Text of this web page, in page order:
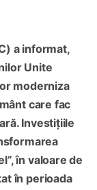
a informat,
Unite
moderniza
care fac
Investițiile
în valoare de
în perioada